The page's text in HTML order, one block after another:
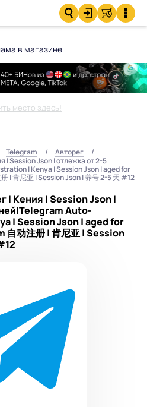
в магазине
место здесь!
Telegram
Авторег
| Session Json | отлежка от 2-5
| Kenya | Session Json | aged for
| 肯尼亚 | Session Json | 养号 2-5 天 #12
| Кения | Session Json |
Auto-
| Session Json | aged for
动注册 | 肯尼亚 | Session